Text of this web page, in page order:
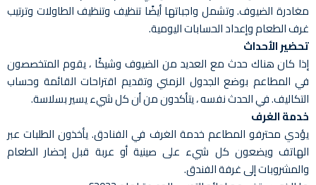
مغادرة الضيوف. وتشمل واجباتها أيضًا تنظيف وتنظيف الطاولات وترتيب
غرف الطعام وإعداد الحسابات اليومية.
تحضير الأحداث
إذا كان هناك حدث مع العديد من الضيوف وشيكًا ، يقوم المتخصصون
في المطاعم بوضع الجدول الزمني وتقديم اقتراحات القائمة وحساب
التكاليف. في الحدث نفسه ، يتأكدون من أن كل شيء يسير بسلاسة.
خدمة الغرف
يؤدي محترفو المطاعم خدمة الغرف في الفنادق. يأخذون الطلبات عبر
الهاتف ويضعون كل شيء على صينية أو عربة قبل إحضار الطعام
والمشروبات إلى غرفة الفندق.